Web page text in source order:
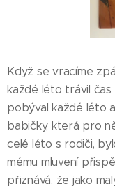
Když se vracíme
každé léto trávil čas
pobýval každé léto
babičky, která pro
celé léto s rodiči,
mému mluvení
přiznává, že jako